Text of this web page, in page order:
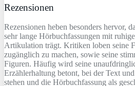
Rezensionen
Rezensionen heben besonders hervor,
sehr lange Hörbuchfassungen mit
Artikulation trägt. Kritiken loben seine
zugänglich zu machen, sowie seine
Figuren. Häufig wird seine
Erzählerhaltung betont, bei der Text
stehen und die Hörbuchfassung als